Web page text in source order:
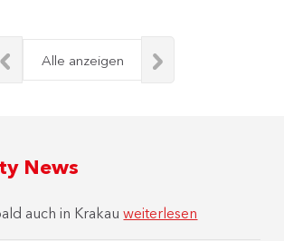
Alle anzeigen
News
auch in Krakauweiterlesen